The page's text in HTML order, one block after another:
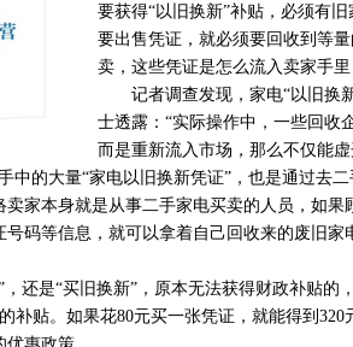
要获得“以旧换新”补贴，必须有
要出售凭证，就必须要回收到等
卖，这些凭证是怎么流入卖家手
记者调查发现，家电“以旧换
士透露：“实际操作中，一些回收
而是重新流入市场，那么不仅能
中的大量“家电以旧换新凭证”，也是通过去
家本身就是从事二手家电买卖的人员，如果
号码等信息，就可以拿着自己回收来的废旧
，还是“买旧换新”，原本无法获得财政补贴的
补贴。如果花80元买一张凭证，就能得到